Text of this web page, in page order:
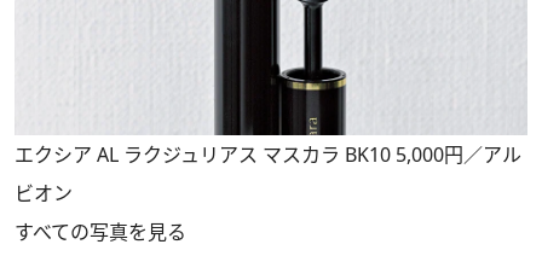
エクシア AL ラクジュリアス マスカラ BK10 5,000円／アル
ビオン
すべての写真を見る